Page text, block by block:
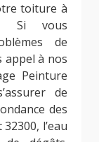
toiture à
Si vous
de
appel à nos
Peinture
de
des
l’eau